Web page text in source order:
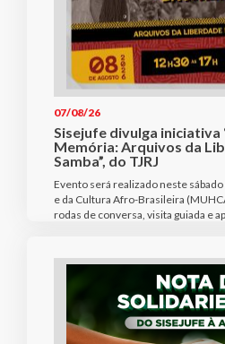
07/08/26
Sisejufe divulga iniciativa
Memória: Arquivos da
Samba”, do TJRJ
Evento será realizado neste
e da Cultura Afro-Brasileira
rodas de conversa, visita guiada e